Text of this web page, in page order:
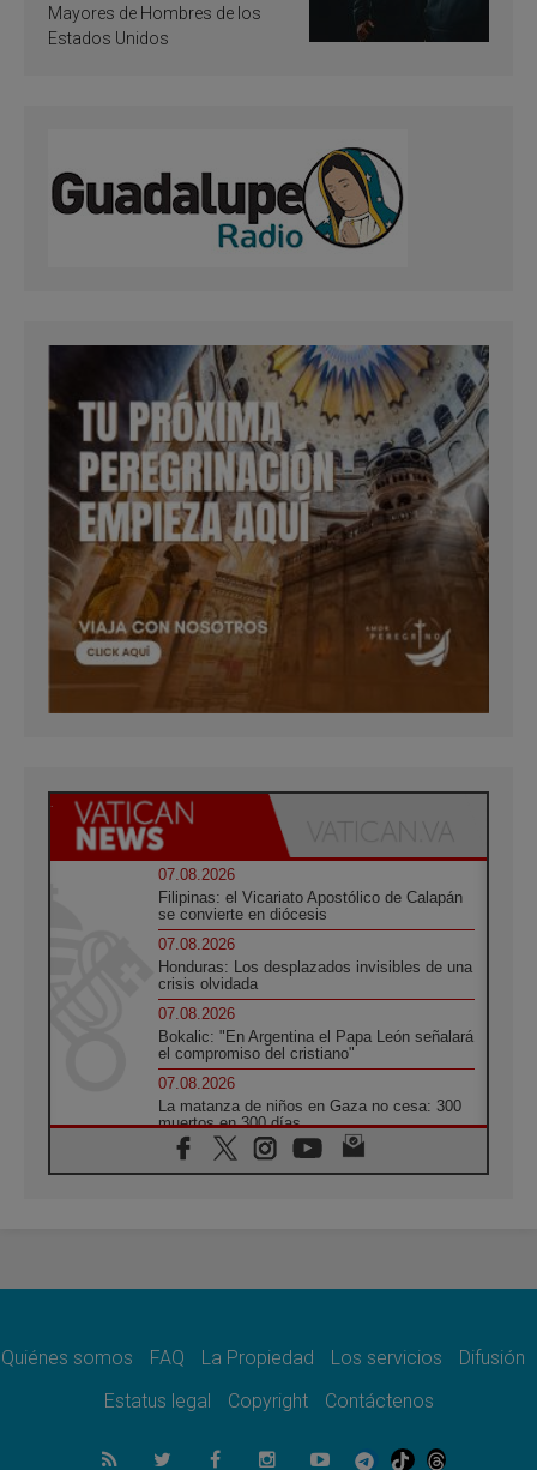
Mayores de Hombres de los
Estados Unidos
07.08.2026
Filipinas: el Vicariato Apostólico de Calapán
se convierte en diócesis
07.08.2026
Honduras: Los desplazados invisibles de una
crisis olvidada
07.08.2026
Bokalic: "En Argentina el Papa León señalará
el compromiso del cristiano"
07.08.2026
La matanza de niños en Gaza no cesa: 300
muertos en 300 días
07.08.2026
Tagle: La guerra desfigura el mundo, solo la
como misión al servicio del Evangelio
SIGNIS 2026, dar voz a las religiosas en el
07.08.2026
Quiénes somos FAQ La Propiedad Los servicios
Difusión
Estatus legal
Copyright Contáctenos